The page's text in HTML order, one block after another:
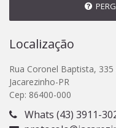
Localização
Rua Coronel Baptista,
Jacarezinho-PR
Cep: 86400-000
Whats (43) 3911-